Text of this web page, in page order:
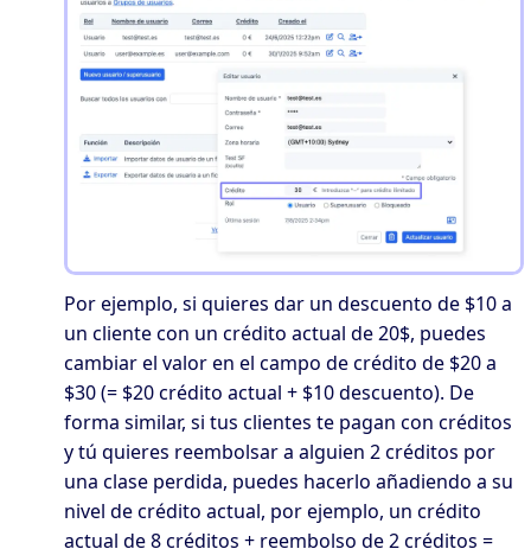
Por ejemplo, si quieres dar un descuento de $10 a
un cliente con un crédito actual de 20$, puedes
cambiar el valor en el campo de crédito de $20 a
$30 (= $20 crédito actual + $10 descuento). De
forma similar, si tus clientes te pagan con créditos
y tú quieres reembolsar a alguien 2 créditos por
una clase perdida, puedes hacerlo añadiendo a su
nivel de crédito actual, por ejemplo, un crédito
actual de 8 créditos + reembolso de 2 créditos =